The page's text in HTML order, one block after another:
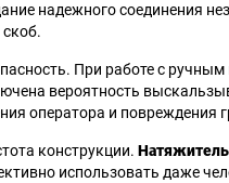
надежного соединения
При работе с
вероятность
оператора и повреждения
конструкции.
использовать даже